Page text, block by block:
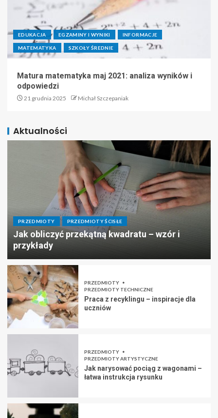
EDUKACJA EGZAMINY I WYNIKI INFORMACJE
MATEMATYKA SZKOŁY ŚREDNIE
Matura matematyka maj 2021: analiza wyników i
odpowiedzi
21 grudnia 2025 Michał Szczepaniak
Aktualności
PRZEDMIOTY PRZEDMIOTY ŚCISŁE
Jak obliczyć przekątną kwadratu – wzór i
przykłady
PRZEDMIOTY
PRZEDMIOTY TECHNICZNE
Praca z recyklingu – inspiracje dla
uczniów
PRZEDMIOTY
PRZEDMIOTY ARTYSTYCZNE
Jak narysować pociąg z wagonami –
łatwa instrukcja rysunku